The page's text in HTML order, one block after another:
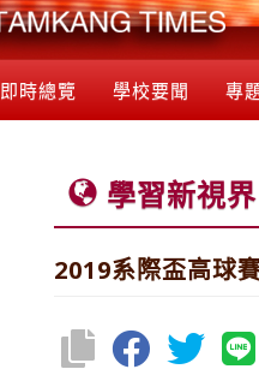
即時總覽 學校要聞 專
學習新視界
2019系際盃高球